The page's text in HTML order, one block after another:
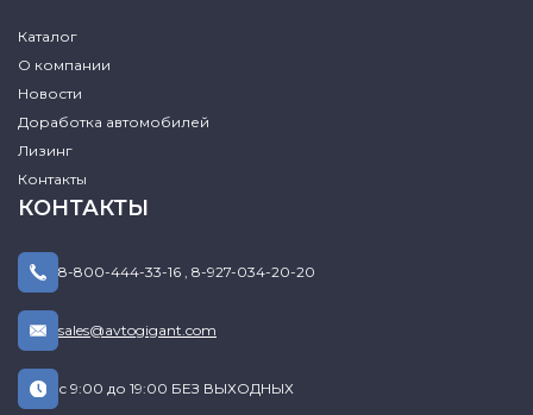
Каталог
О компании
Новости
Доработка автомобилей
Лизинг
Контакты
КОНТАКТЫ
8-800-444-33-16 , 8-927-034-20-20
sales@avtogigant.com
с 9:00 до 19:00 БЕЗ ВЫХОДНЫХ